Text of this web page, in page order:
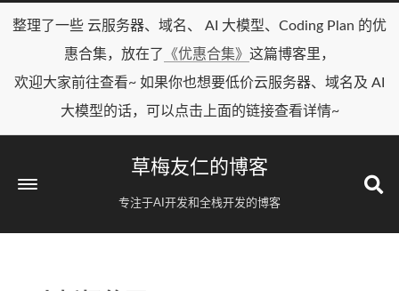
整理了一些 云服务器、域名、 AI 大模型、Coding Plan 的优
惠合集，放在了
《优惠合集》 这篇博客里，
欢迎大家前往查看~ 如果你也想要低价云服务器、域名及 AI
大模型的话，可以点击上面的链接查看详情~
草梅友仁的博客
专注于AI开发和全栈开发的博客